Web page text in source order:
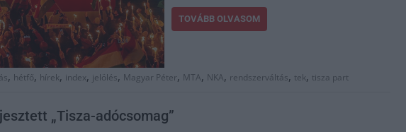
TOVÁBB OLVASOM
, hétfő, hírek, index, jelölés, Magyar Péter, MTA, NKA, rendszerváltás, tek, tisza part
„Tisza-adócsomag”